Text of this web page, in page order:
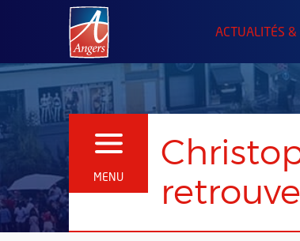
Angers.fr : Retour à l'accueil
ACTUALITÉS &
MENU
OUVRIR LE MENU